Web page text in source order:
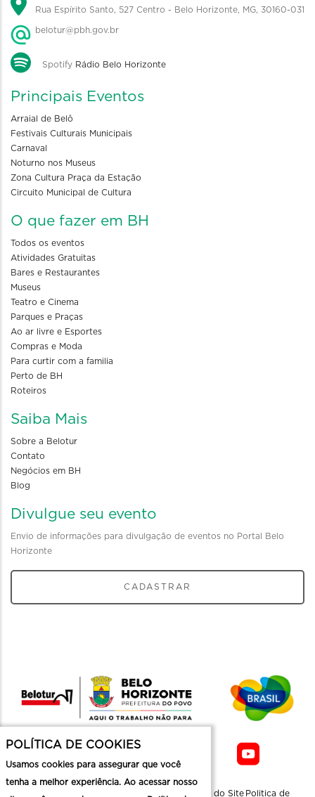
Rua Espírito Santo, 527 Centro - Belo Horizonte, MG, 30160-031
belotur@pbh.gov.br
Spotify Rádio Belo Horizonte
Principais Eventos
Arraial de Belô
Festivais Culturais Municipais
Carnaval
Noturno nos Museus
Zona Cultura Praça da Estação
Circuito Municipal de Cultura
O que fazer em BH
Todos os eventos
Atividades Gratuitas
Bares e Restaurantes
Museus
Teatro e Cinema
Parques e Praças
Ao ar livre e Esportes
Compras e Moda
Para curtir com a familia
Perto de BH
Roteiros
Saiba Mais
Sobre a Belotur
Contato
Negócios em BH
Blog
Divulgue seu evento
Envio de informações para divulgação de eventos no Portal Belo
Horizonte
CADASTRAR
Mapa do Site Politica de
POLÍTICA DE COOKIES
Usamos cookies para assegurar que você
tenha a melhor experiência. Ao acessar nosso